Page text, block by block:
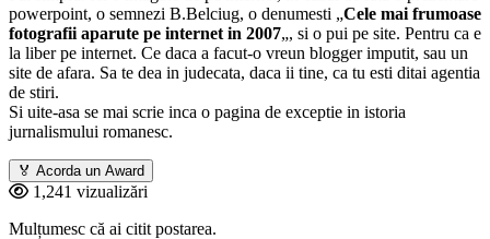
powerpoint, o semnezi B.Belciug, o denumesti „Cele mai frumoase
fotografii aparute pe internet in 2007„, si o pui pe site. Pentru ca e
la liber pe internet. Ce daca a facut-o vreun blogger imputit, sau un
site de afara. Sa te dea in judecata, daca ii tine, ca tu esti ditai agentia
de stiri.
Si uite-asa se mai scrie inca o pagina de exceptie in istoria
jurnalismului romanesc.
🏅 Acorda un Award
1,241 vizualizări
Mulțumesc că ai citit postarea.